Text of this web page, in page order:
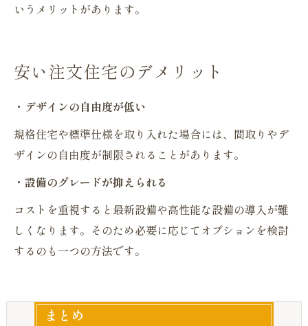
いうメリットがあります。
安い注文住宅のデメリット
・デザインの自由度が低い
規格住宅や標準仕様を取り入れた場合には、間取りやデ
ザインの自由度が制限されることがあります。
・設備のグレードが抑えられる
コストを重視すると最新設備や高性能な設備の導入が難
しくなります。そのため必要に応じてオプションを検討
するのも一つの方法です。
まとめ